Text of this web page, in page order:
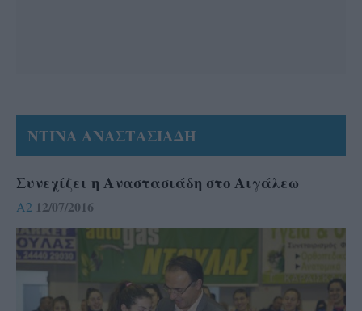
ΝΤΙΝΑ ΑΝΑΣΤΑΣΙΑΔΗ
Συνεχίζει η Αναστασιάδη στο Αιγάλεω
A2 12/07/2016